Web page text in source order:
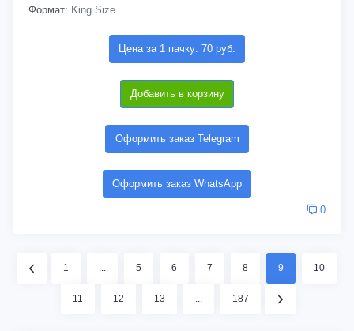
Формат: King Size
Цена за 1 пачку: 70 руб.
Добавить в корзину
Оформить заказ Telegram
Оформить заказ WhatsApp
0
1 ... 5 6 7 8 9 10
11 12 13 ... 187